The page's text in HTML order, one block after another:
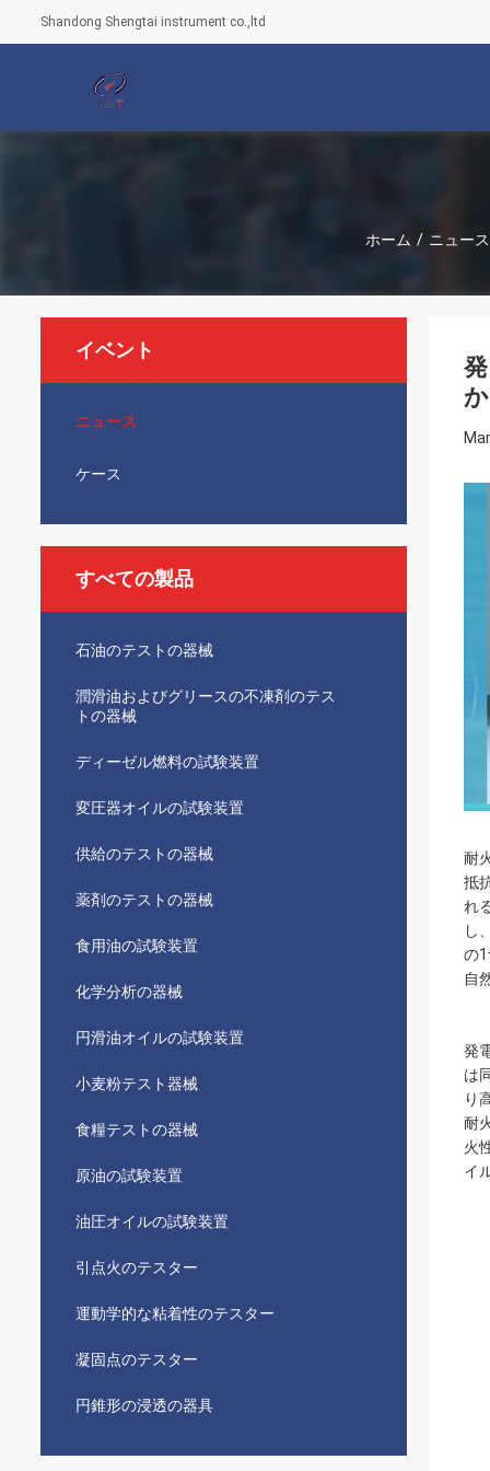
Shandong Shengtai instrument co.,ltd
ホーム / ニュース
イベント
ニュース
ケース
すべての製品
石油のテストの器械
潤滑油およびグリースの不凍剤のテス
トの器械
ディーゼル燃料の試験装置
変圧器オイルの試験装置
供給のテストの器械
薬剤のテストの器械
食用油の試験装置
化学分析の器械
円滑油オイルの試験装置
小麦粉テスト器械
食糧テストの器械
原油の試験装置
油圧オイルの試験装置
引点火のテスター
運動学的な粘着性のテスター
凝固点のテスター
円錐形の浸透の器具
耐
抵
れ
し
の
自
発
は
り
耐
火
イ